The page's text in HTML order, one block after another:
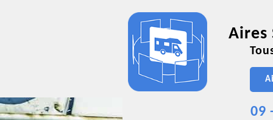
Aires
09